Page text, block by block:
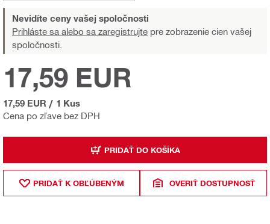
Nevidíte ceny vašej spoločnosti
Prihláste sa alebo sa zaregistrujte pre zobrazenie cien vašej
spoločnosti.
Cena po zľave bez DPH
17,59 EUR
17,59 EUR / 1 Kus
PRIDAŤ DO KOŠÍKA
PRIDAŤ K OBĽÚBENÝM OVERIŤ DOSTUPNOSŤ